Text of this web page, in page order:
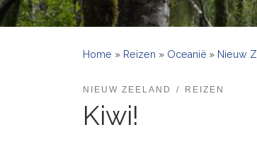
Home » Reizen » Oceanië » Nieuw
NIEUW ZEELAND REIZEN
Kiwi!